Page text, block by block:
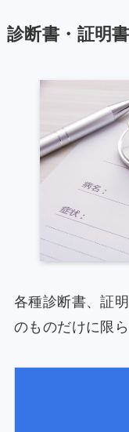
診断書・証明書
各種診断書、証
のものだけに限